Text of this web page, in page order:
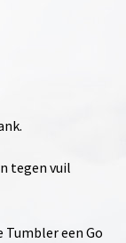
tegen vuil
Tumbler een Go